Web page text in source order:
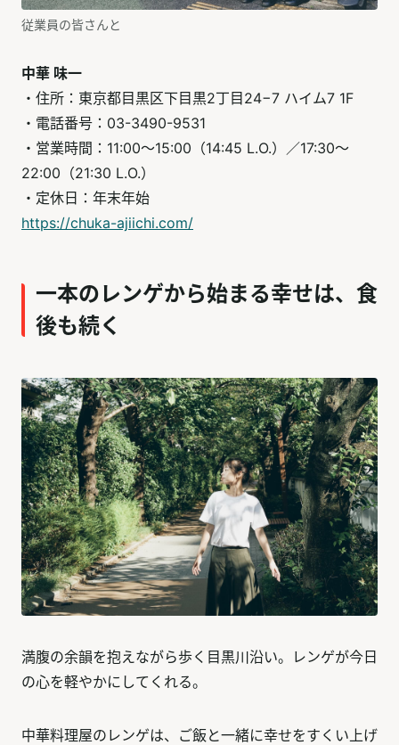
従業員の皆さんと
中華 味一
・住所：東京都目黒区下目黒2丁目24−7 ハイム7 1F
・電話番号：03-3490-9531
・営業時間：11:00〜15:00（14:45 L.O.）／17:30〜
22:00（21:30 L.O.）
・定休日：年末年始
https://chuka-ajiichi.com/
一本のレンゲから始まる幸せは、食
後も続く
満腹の余韻を抱えながら歩く目黒川沿い。レンゲが今日
の心を軽やかにしてくれる。
中華料理屋のレンゲは、ご飯と一緒に幸せをすくい上げ